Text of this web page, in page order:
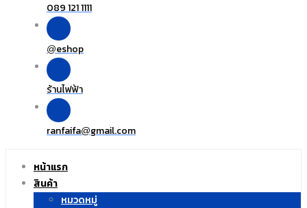
089 121 1111
@eshop
ร้านไฟฟ้า
ranfaifa@gmail.com
หน้าแรก
สินค้า
หมวดหมู่